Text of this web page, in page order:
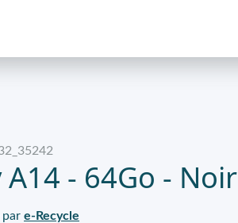
A14 - 64Go - Noir
par e-Recycle